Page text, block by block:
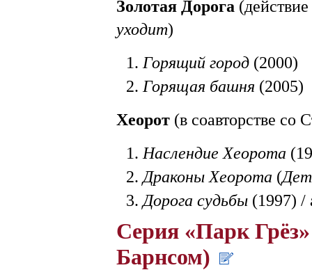
Золотая Дорога
уходит)
Горящий город (2000)
Горящая башня (2005)
Хеорот (в соавторстве
Наслендие Хеорота
Драконы Хеорота (
Дорога судьбы (1997) /
Серия «Парк
Барнсом)